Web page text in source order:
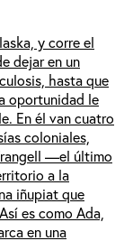
y corre el
dejar en un
hasta que
oportunidad le
En él van cuatro
coloniales,
—el último
a la
iñupiat que
es como Ada,
en una